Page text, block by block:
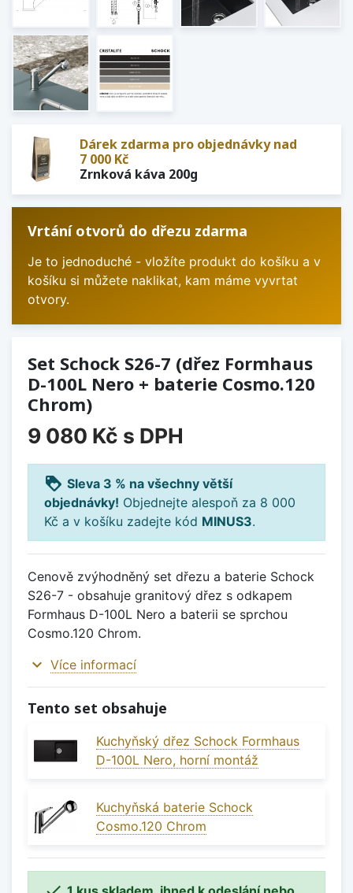
Dárek zdarma pro objednávky nad
7 000 Kč
Zrnková káva 200g
Vrtání otvorů do dřezu zdarma
Je to jednoduché - vložíte produkt do košíku a v
košíku si můžete naklikat, kam máme vyvrtat
otvory.
Set Schock S26-7 (dřez Formhaus
D-100L Nero + baterie Cosmo.120
Chrom)
9 080 Kč s DPH
loyalty Sleva 3 % na všechny větší
objednávky! Objednejte alespoň za 8 000
Kč a v košíku zadejte kód MINUS3.
Cenově zvýhodněný set dřezu a baterie Schock
S26-7 - obsahuje granitový dřez s odkapem
Formhaus D-100L Nero a baterii se sprchou
Cosmo.120 Chrom.
expand_more Více informací
Tento set obsahuje
Kuchyňský dřez Schock Formhaus
D-100L Nero, horní montáž
Kuchyňská baterie Schock
Cosmo.120 Chrom